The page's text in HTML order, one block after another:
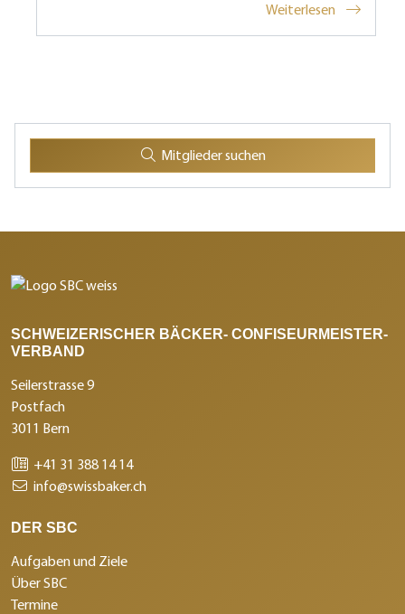
Weiterlesen
Mitglieder suchen
SCHWEIZERISCHER BÄCKER- CONFISEURMEISTER-
VERBAND
Seilerstrasse 9
Postfach
3011 Bern
+41 31 388 14 14
info@swissbaker.ch
DER SBC
Aufgaben und Ziele
Über SBC
Termine